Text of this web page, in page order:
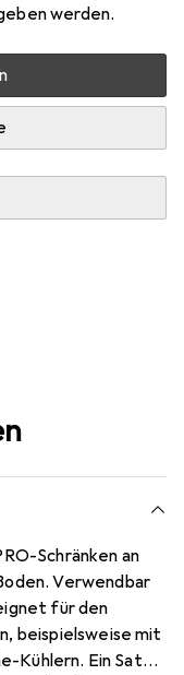
werden.
Schränken an
Verwendbar
für den
beispielsweise mit
Kühlern. Ein Satz